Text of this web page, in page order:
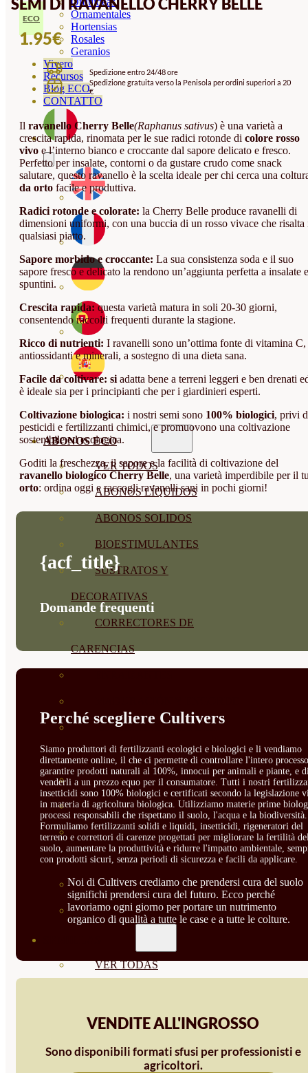
Ornamentales
Hortensias
Rosales
Geranios
Vivero
Recursos
Blog ECO
CONTATTO
ABONOS ECO
VER TODOS
ABONOS LÍQUIDOS
ABONOS SOLIDOS
BIOESTIMULANTES
SUSTRATOS Y
DECORATIVAS
CORRECTORES DE
CARENCIAS
REGENERADORES DEL
SUELO
ÁCIDOS HÚMICOS
MATERIAS PRIMAS
PROTECCIÓN CULTIVOS Y
PLANTAS
PLANTAS INTERIOR
GROWPUNCH
VER TODAS
HORTALIZA FRUTO
ECO
1.95€
Spedizione entro 24/48 ore
Spedizione gratuita verso la Penisola per ordini superiori a 20
€
Il ravanello Cherry Belle(Raphanus sativus) è una varietà a
crescita rapida, rinomata per le sue radici rotonde di colore rosso
vivo e l’interno bianco e croccante dal sapore delicato e fresco.
Perfetto per insalate, contorni o da gustare crudo come snack
salutare, questo ravanello è la scelta ideale per chi cerca una
da orto facile e produttiva.
Radici rotonde e colorate: la Cherry Belle produce ravanelli di
dimensioni uniformi, con una buccia di un rosso vivace che risalta
qualsiasi piatto.
Sapore morbido e croccante: La sua consistenza soda e il suo
sapore fresco e delicato la rendono un’aggiunta perfetta a insalate e
spuntini.
Crescita rapida:questa varietà matura in soli 20-30 giorni,
consentendo raccolti frequenti durante la stagione.
Ricco di nutrienti: I ravanelli sono un’ottima fonte di vitamina C,
antiossidanti e minerali, a sostegno di una dieta sana.
Facile da coltivare: si adatta bene a terreni leggeri e ben drenati
è ideale sia per i principianti che per i giardinieri esperti.
Coltivazione biologica: i nostri semi sono 100% biologici, privi
pesticidi e fertilizzanti chimici, e promuovono una coltivazione
sostenibile ed ecologica.
Goditi la freschezza, il sapore e la facilità di coltivazione del
ravanello biologico Cherry Belle, una varietà imperdibile per il
orto: ordina oggi e raccogli ravanelli sani in pochi giorni!
{acf_title}
Domande frequenti
Perché scegliere Cultivers
Siamo produttori di fertilizzanti ecologici e biologici e li vendiamo
direttamente online, il che ci permette di controllare l'intero
garantire prodotti naturali al 100%, innocui per animali e piante, e
venderli a un prezzo equo per il consumatore. Tutti i nostri
insetticidi sono 100% biologici e certificati secondo la legislazione
in materia di agricoltura biologica. Utilizziamo materie prime
processi responsabili che rispettano il suolo, l'acqua e la biodiversità.
Formuliamo fertilizzanti solidi e liquidi, insetticidi, rigeneratori del
terreno e correttori di carenze progettati per migliorare la fertilità
suolo, aumentare la produttività e ridurre l'impatto ambientale,
con prodotti sicuri, senza periodi di sicurezza e facili da applicare.
Noi di Cultivers crediamo che prendersi cura del suolo
significhi prendersi cura del futuro. Ecco perché
lavoriamo ogni giorno per portare un nutrimento
organico di qualità a tutte le case e a tutte le colture.
VENDITE ALL'INGROSSO
Sono disponibili formati sfusi per professionisti e
agricoltori.